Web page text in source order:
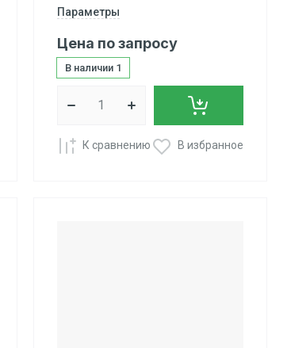
Параметры
В наличии 1
Цена по запросу
К сравнению В избранное